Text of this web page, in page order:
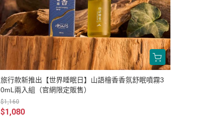
旅行款新推出【世界睡眠日】山語檜香香氛舒眠噴霧3
0mL兩入組（官網限定販售）
$1,160
$1,080